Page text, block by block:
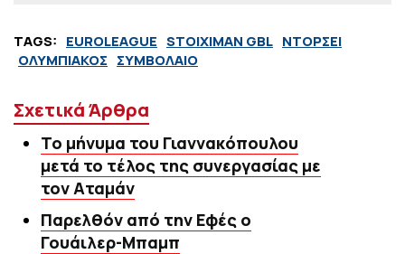
TAGS: EUROLEAGUE STOIXIMAN GBL ΝΤΟΡΣΕΙ
ΟΛΥΜΠΙΑΚΟΣ ΣΥΜΒΟΛΑΙΟ
Σχετικά Άρθρα
Το μήνυμα του Γιαννακόπουλου
μετά το τέλος της συνεργασίας με
τον Αταμάν
Παρελθόν από την Εφές ο
Γουάιλερ-Μπαμπ